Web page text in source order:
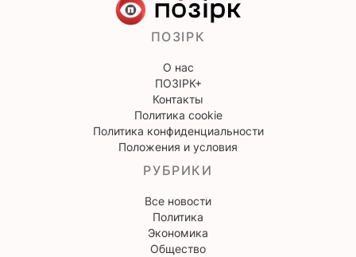
ПОЗІРК
О нас
ПОЗІРК+
Контакты
Политика cookie
Политика конфиденциальности
Положения и условия
РУБРИКИ
Все новости
Политика
Экономика
Общество